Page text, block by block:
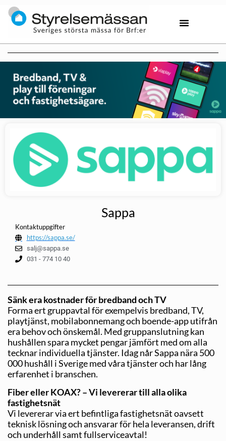
Sappa
Kontaktuppgifter
https://sappa.se/
salj@sappa.se
031 - 774 10 40
Sänk era kostnader för bredband och TV
Forma ert gruppavtal för exempelvis bredband, TV,
playtjänst, mobilabonnemang och boende-app utifrån
era behov och önskemål. Med gruppanslutning kan
hushållen spara mycket pengar jämfört med om alla
tecknar individuella tjänster. Idag når Sappa nära 500
000 hushåll i Sverige med våra tjänster och har lång
erfarenhet i branschen.
Fiber eller KOAX? – Vi levererar till alla olika
fastighetsnät
Vi levererar via ert befintliga fastighetsnät oavsett
teknisk lösning och ansvarar för hela leveransen, drift
och underhåll samt fullserviceavtal!